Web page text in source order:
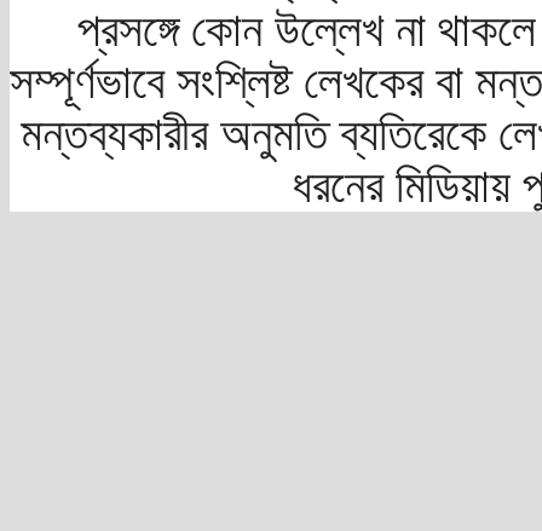
প্রসঙ্গে কোন উল্লেখ না
সম্পূর্ণভাবে সংশ্লিষ্ট লেখকের বা
মন্তব্যকারীর অনুমতি ব্যতিরেকে
ধরনের মিডিয়ায়